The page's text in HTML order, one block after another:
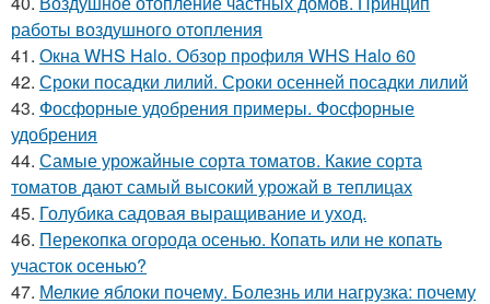
работы воздушного отопления
41. Окна WHS Halo. Обзор профиля WHS Halo 60
42. Сроки посадки лилий. Сроки осенней посадки лилий
43. Фосфорные удобрения примеры. Фосфорные
удобрения
44. Самые урожайные сорта томатов. Какие сорта
томатов дают самый высокий урожай в теплицах
45. Голубика садовая выращивание и уход.
46. Перекопка огорода осенью. Копать или не копать
участок осенью?
47. Мелкие яблоки почему. Болезнь или нагрузка: почему